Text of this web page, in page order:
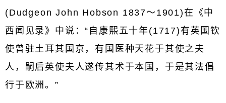
(Dudgeon John Hobson 1837～1901)在《中
西闻见录》中说：“自康熙五十年(1717)有英国钦
使曾驻土耳其国京，有国医种天花于其使之夫
人，嗣后英使夫人遂传其术于本国，于是其法倡
行于欧洲。”